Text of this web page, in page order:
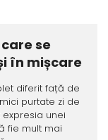
se
în mișcare
diferit față de
purtate zi de
unei
fie mult mai